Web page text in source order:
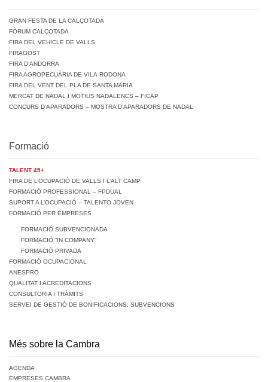
GRAN FESTA DE LA CALÇOTADA
FÒRUM CALÇOTADA
FIRA DEL VEHICLE DE VALLS
FIRAGOST
FIRA D’ANDORRA
FIRA AGROPECUÀRIA DE VILA-RODONA
FIRA DEL VENT DEL PLA DE SANTA MARIA
MERCAT DE NADAL I MOTIUS NADALENCS – FICAP
CONCURS D’APARADORS – MOSTRA D’APARADORS DE NADAL
Formació
TALENT 45+
FIRA DE L’OCUPACIÓ DE VALLS I L’ALT CAMP
FORMACIÓ PROFESSIONAL – FPDUAL
SUPORT A L’OCUPACIÓ – TALENTO JOVEN
FORMACIÓ PER EMPRESES
FORMACIÓ SUBVENCIONADA
FORMACIÓ “IN COMPANY”
FORMACIÓ PRIVADA
FORMACIÓ OCUPACIONAL
ANESPRO
QUALITAT I ACREDITACIONS
CONSULTORIA I TRÀMITS
SERVEI DE GESTIÓ DE BONIFICACIONS: SUBVENCIONS
Més sobre la Cambra
AGENDA
EMPRESES CAMBRA